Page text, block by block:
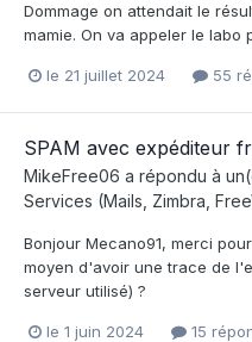
Dommage on attendait le
mamie. On va appeler le labo
le 21 juillet 2024 55
SPAM avec expéditeur
MikeFree06 a répondu à
Services (Mails, Zimbra,
Bonjour Mecano91, merci
moyen d'avoir une trace de
serveur utilisé) ?
le 1 juin 2024 15